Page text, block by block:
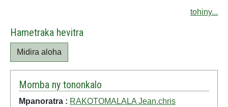
tohiny...
Hametraka hevitra
Midira aloha
Momba ny tononkalo
Mpanoratra : RAKOTOMALALA Jean.chris